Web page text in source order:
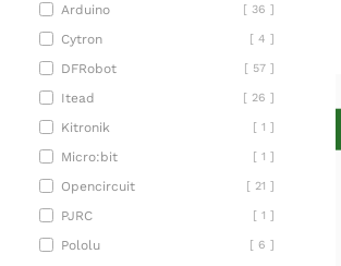
Arduino [ 36 ]
Cytron [ 4 ]
DFRobot [ 57 ]
Itead [ 26 ]
Kitronik [ 1 ]
Micro:bit [ 1 ]
Opencircuit [ 21 ]
PJRC [ 1 ]
Pololu [ 6 ]